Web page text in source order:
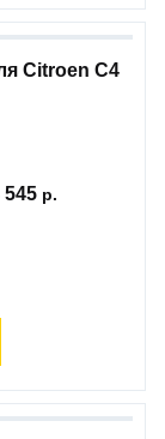
Citroen C4
545